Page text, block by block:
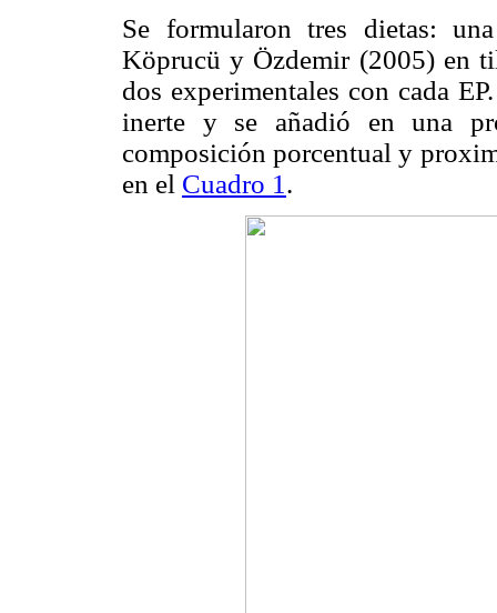
Se formularon tres dietas:
Köprucü y Özdemir (2005) en
dos experimentales con cada
inerte y se añadió en una
composición porcentual y
en el Cuadro 1.